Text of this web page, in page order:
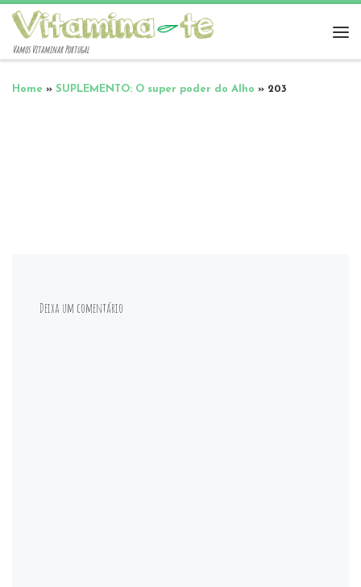
Vamos Vitaminar Portugal
Home » SUPLEMENTO: O super poder do Alho » 203
Deixa um comentário